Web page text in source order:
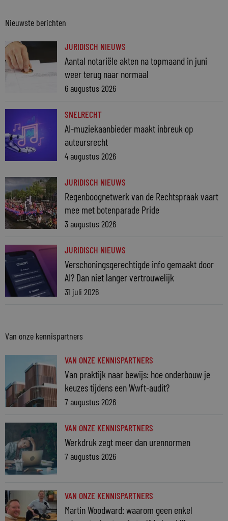
Nieuwste berichten
JURIDISCH NIEUWS
Aantal notariële akten na topmaand in juni
weer terug naar normaal
6 augustus 2026
SNELRECHT
AI-muziekaanbieder maakt inbreuk op
auteursrecht
4 augustus 2026
JURIDISCH NIEUWS
Regenboognetwerk van de Rechtspraak vaart
mee met botenparade Pride
3 augustus 2026
JURIDISCH NIEUWS
Verschoningsgerechtigde info gemaakt door
AI? Dan niet langer vertrouwelijk
31 juli 2026
Van onze kennispartners
VAN ONZE KENNISPARTNERS
Van praktijk naar bewijs: hoe onderbouw je
keuzes tijdens een Wwft-audit?
7 augustus 2026
VAN ONZE KENNISPARTNERS
Werkdruk zegt meer dan urennormen
7 augustus 2026
VAN ONZE KENNISPARTNERS
Martin Woodward: waarom geen enkel